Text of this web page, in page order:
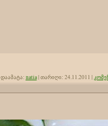
დაამატა: natia|თარიღი: 24.11.2011 |